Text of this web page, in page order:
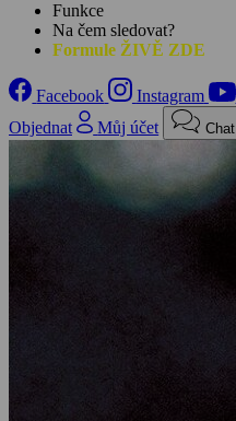
Funkce
Na čem sledovat?
Formule ŽIVĚ ZDE
Facebook Instagram
Objednat
Můj účet Chat